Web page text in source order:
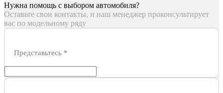
Нужна помощь с выбором автомобиля?
Оставьте свои контакты, и наш менеджер проконсультирует
вас по модельному ряду
Представьтесь *